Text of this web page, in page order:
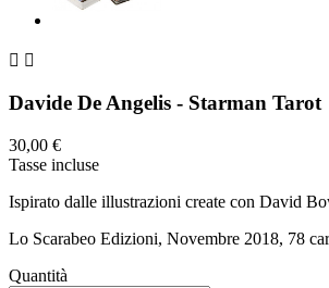
 
Davide De Angelis - Starman Tarot
30,00 €
Tasse incluse
Ispirato dalle illustrazioni create con David
Lo Scarabeo Edizioni, Novembre 2018, 78
Quantità